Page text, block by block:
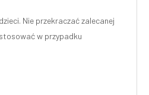
Nie przekraczać zalecanej
w przypadku